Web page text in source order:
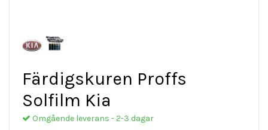
Färdigskuren Proffs
Solfilm Kia
Omgående leverans - 2-3 dagar